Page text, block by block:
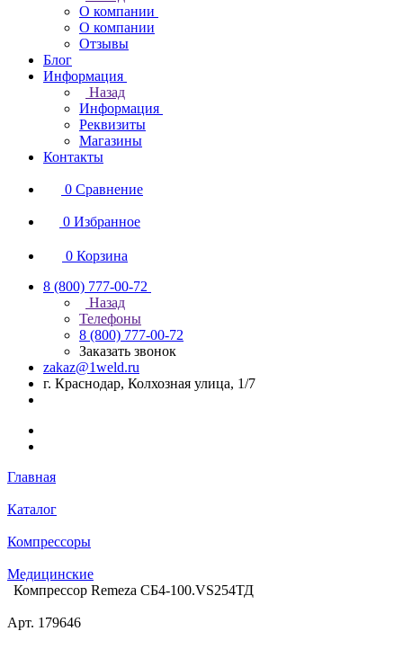
О компании
О компании
Отзывы
Блог
Информация
Назад
Информация
Реквизиты
Магазины
Контакты
0 Сравнение
0 Избранное
0 Корзина
8 (800) 777-00-72
Назад
Телефоны
8 (800) 777-00-72
Заказать звонок
zakaz@1weld.ru
г. Краснодар, Колхозная улица, 1/7
Главная
Каталог
Компрессоры
Медицинские
Компрессор Remeza СБ4-100.VS254ТД
Арт. 179646